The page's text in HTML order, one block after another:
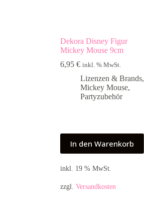
Dekora Disney Figur
Mickey Mouse 9cm
6,95€ inkl. % MwSt.
Lizenzen & Brands,
Mickey Mouse,
Partyzubehör
In den Warenkorb
inkl. 19 % MwSt.
zzgl.Versandkosten